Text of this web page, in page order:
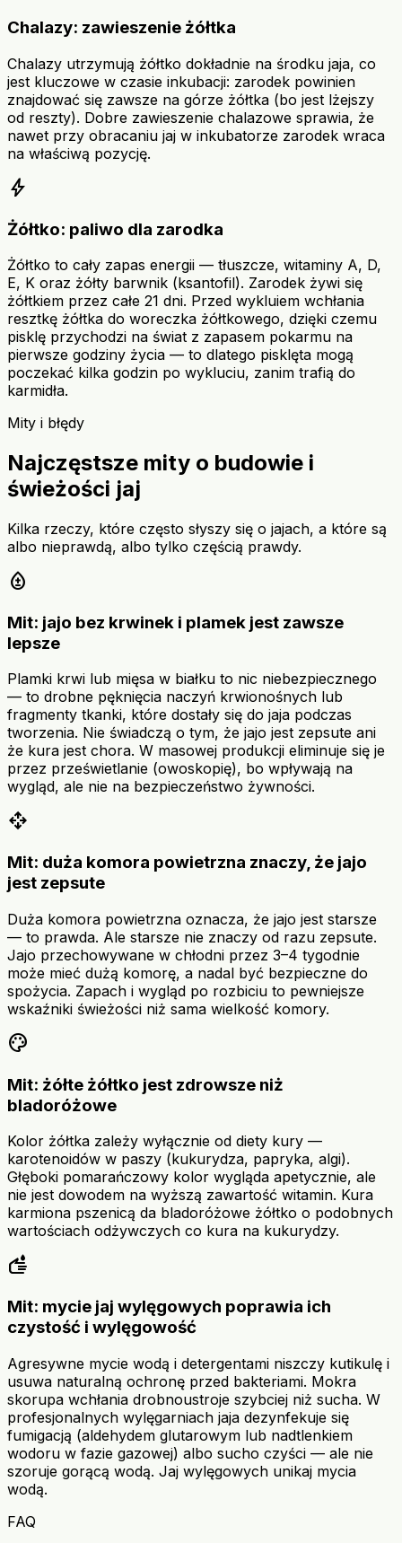
Chalazy: zawieszenie żółtka
Chalazy utrzymują żółtko dokładnie na środku jaja, co
jest kluczowe w czasie inkubacji: zarodek powinien
znajdować się zawsze na górze żółtka (bo jest lżejszy
od reszty). Dobre zawieszenie chalazowe sprawia, że
nawet przy obracaniu jaj w inkubatorze zarodek wraca
na właściwą pozycję.
bolt
Żółtko: paliwo dla zarodka
Żółtko to cały zapas energii — tłuszcze, witaminy A, D,
E, K oraz żółty barwnik (ksantofil). Zarodek żywi się
żółtkiem przez całe 21 dni. Przed wykluiem wchłania
resztkę żółtka do woreczka żółtkowego, dzięki czemu
pisklę przychodzi na świat z zapasem pokarmu na
pierwsze godziny życia — to dlatego pisklęta mogą
poczekać kilka godzin po wykluciu, zanim trafią do
karmidła.
Mity i błędy
Najczęstsze mity o budowie i
świeżości jaj
Kilka rzeczy, które często słyszy się o jajach, a które są
albo nieprawdą, albo tylko częścią prawdy.
bloodtype
Mit: jajo bez krwinek i plamek jest zawsze
lepsze
Plamki krwi lub mięsa w białku to nic niebezpiecznego
— to drobne pęknięcia naczyń krwionośnych lub
fragmenty tkanki, które dostały się do jaja podczas
tworzenia. Nie świadczą o tym, że jajo jest zepsute ani
że kura jest chora. W masowej produkcji eliminuje się je
przez prześwietlanie (owoskopię), bo wpływają na
wygląd, ale nie na bezpieczeństwo żywności.
open_with
Mit: duża komora powietrzna znaczy, że jajo
jest zepsute
Duża komora powietrzna oznacza, że jajo jest starsze
— to prawda. Ale starsze nie znaczy od razu zepsute.
Jajo przechowywane w chłodni przez 3–4 tygodnie
może mieć dużą komorę, a nadal być bezpieczne do
spożycia. Zapach i wygląd po rozbiciu to pewniejsze
wskaźniki świeżości niż sama wielkość komory.
palette
Mit: żółte żółtko jest zdrowsze niż
bladoróżowe
Kolor żółtka zależy wyłącznie od diety kury —
karotenoidów w paszy (kukurydza, papryka, algi).
Głęboki pomarańczowy kolor wygląda apetycznie, ale
nie jest dowodem na wyższą zawartość witamin. Kura
karmiona pszenicą da bladoróżowe żółtko o podobnych
wartościach odżywczych co kura na kukurydzy.
wash
Mit: mycie jaj wylęgowych poprawia ich
czystość i wylęgowość
Agresywne mycie wodą i detergentami niszczy kutikulę i
usuwa naturalną ochronę przed bakteriami. Mokra
skorupa wchłania drobnoustroje szybciej niż sucha. W
profesjonalnych wylęgarniach jaja dezynfekuje się
fumigacją (aldehydem glutarowym lub nadtlenkiem
wodoru w fazie gazowej) albo sucho czyści — ale nie
szoruje gorącą wodą. Jaj wylęgowych unikaj mycia
wodą.
FAQ